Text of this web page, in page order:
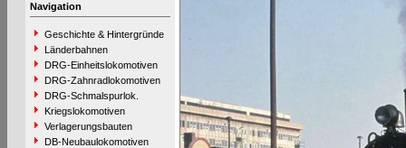
Navigation
Geschichte & Hintergründe
Länderbahnen
DRG-Einheitslokomotiven
DRG-Zahnradlokomotiven
DRG-Schmalspurlok.
Kriegslokomotiven
Verlagerungsbauten
DB-Neubaulokomotiven